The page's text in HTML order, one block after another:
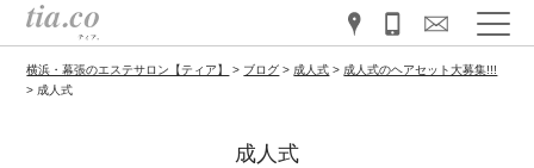
横浜・幕張のエステサロン【ティア】 > ブログ > 成人式 > 成人式のヘアセット大募集!!!
> 成人式
成人式